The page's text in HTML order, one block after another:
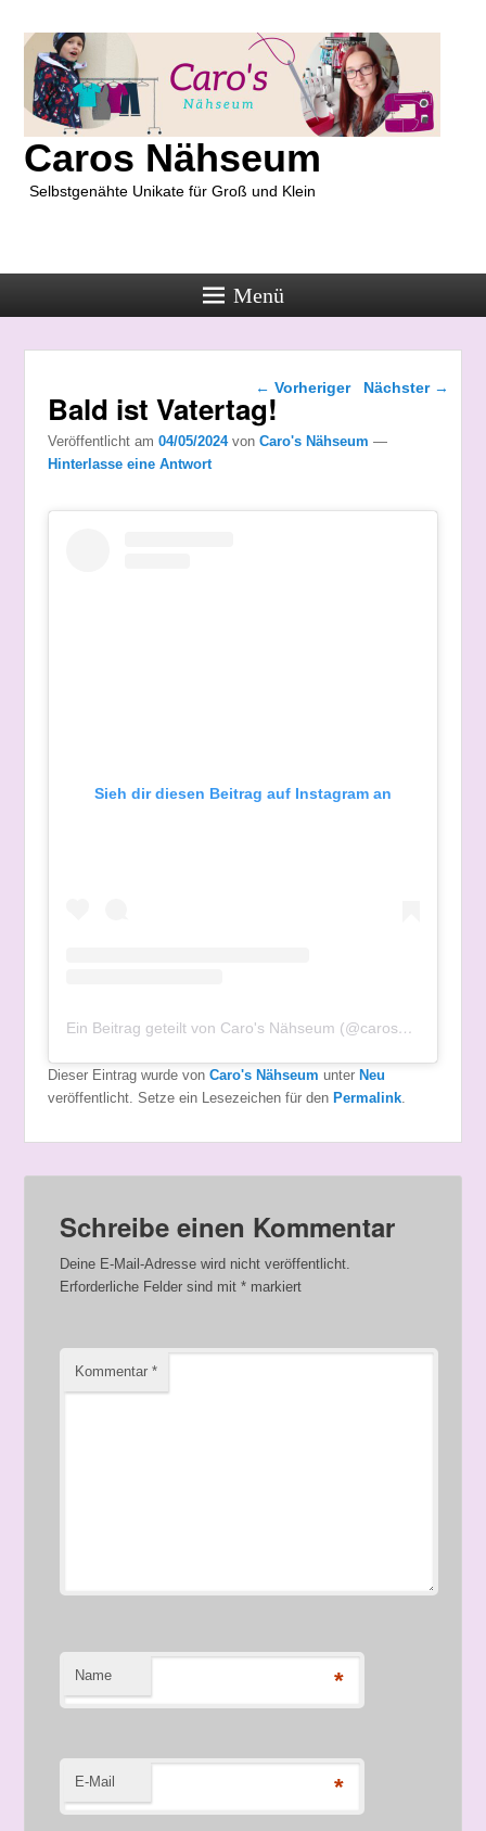
Caros Nähseum
Selbstgenähte Unikate für Groß und Klein
Menü
Beitragsnavigation
← Vorheriger Nächster →
Bald ist Vatertag!
Veröffentlicht am 04/05/2024 von Caro's Nähseum —
Hinterlasse eine Antwort
Sieh dir diesen Beitrag auf Instagram an
Ein Beitrag geteilt von Caro's Nähseum (@carosnaehseum)
Dieser Eintrag wurde von Caro's Nähseum unter Neu
veröffentlicht. Setze ein Lesezeichen für den Permalink.
Schreibe einen Kommentar
Deine E-Mail-Adresse wird nicht veröffentlicht.
Erforderliche Felder sind mit* markiert
Kommentar*
Name *
E-Mail *